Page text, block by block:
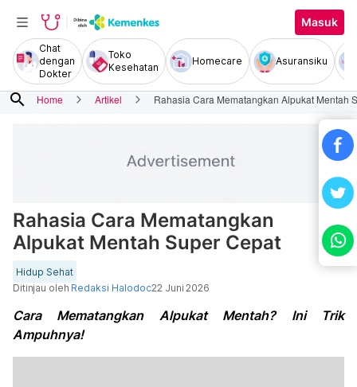
Masuk
Chat
dengan
Dokter
Toko
Kesehatan
Homecare Asuransiku
search Home Artikel Rahasia Cara Mematangkan Alpukat Mentah
Rahasia Cara Mematangkan
Alpukat Mentah Super Cepat
Hidup Sehat
Ditinjau oleh Redaksi Halodoc22 Juni 2026
Cara Mematangkan Alpukat Mentah? Ini Trik
Ampuhnya!